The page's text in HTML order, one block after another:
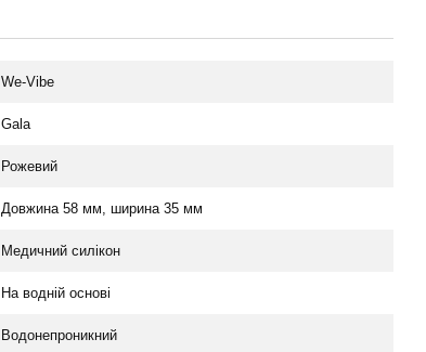
We-Vibe
Gala
Рожевий
Довжина 58 мм, ширина 35 мм
Медичний силікон
На водній основі
Водонепроникний